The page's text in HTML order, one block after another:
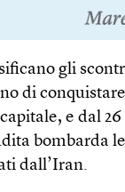
gli
di
e dal
bombarda
dall’Iran.